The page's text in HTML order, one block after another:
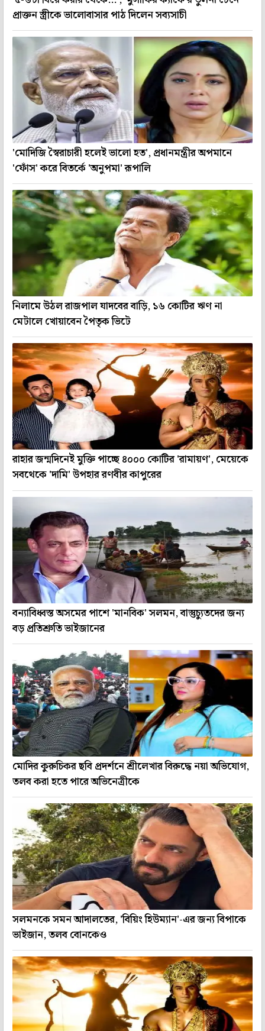
প্রাক্তন স্ত্রীকে ভালোবাসার পাঠ দিলেন সব্যসাচী
'মোদিজি স্বৈরাচারী হলেই ভালো হত', প্রধানমন্ত্রীর অপমানে
'ফোঁস' করে বিতর্কে 'অনুপমা' রূপালি
নিলামে উঠল রাজপাল যাদবের বাড়ি, ১৬ কোটির ঋণ না
মেটালে খোয়াবেন পৈতৃক ভিটে
রাহার জন্মদিনেই মুক্তি পাচ্ছে ৪০০০ কোটির 'রামায়ণ', মেয়েকে
সবথেকে 'দামি' উপহার রণবীর কাপুরের
বন্যাবিধ্বস্ত অসমের পাশে 'মানবিক' সলমন, বাস্তুচ্যুতদের জন্য
বড় প্রতিশ্রুতি ভাইজানের
মোদির কুরুচিকর ছবি প্রদর্শনে শ্রীলেখার বিরুদ্ধে নয়া অভিযোগ,
তলব করা হতে পারে অভিনেত্রীকে
সলমনকে সমন আদালতের, 'বিয়িং হিউম্যান'-এর জন্য বিপাকে
ভাইজান, তলব বোনকেও